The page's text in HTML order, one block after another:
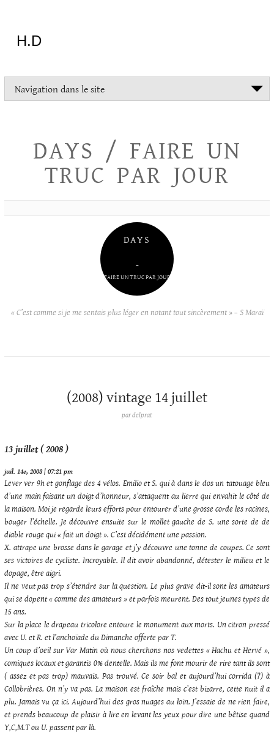
H.D
Navigation dans le site
DAYS / FAIRE UN
TRUC PAR JOUR
DAYS
–
FAIRE UN TRUC PAR JOUR
« C’est comme si je me sentais plus léger en notant tout sincèrement » – S Maraï
(2008) vintage 14 juillet
pardelprat
13 juillet ( 2008 )
juil. 14e, 2008 | 07:21 pm
Lever ver 9h et gonflage des 4 vélos. Emilio et S. qui à dans le dos un tatouage bleu
d’une main faisant un doigt d’honneur, s’attaquent au lierre qui envahit le côté de
la maison. Moi je regarde leurs efforts pour entourer d’une grosse corde les racines,
bouger l’échelle. Je découvre ensuite sur le mollet gauche de S. une sorte de de
diable rouge qui « fait un doigt ». C’est décidément une passion.
X. attrape une brosse dans le garage et j’y découvre une tonne de coupes. Ce sont
ses victoires de cycliste. Incroyable. Il dit avoir abandonné, détester le milieu et le
dopage, être aigri.
Il ne veut pas trop s’étendre sur la question. Le plus grave dit-il sont les amateurs
qui se dopent « comme des amateurs » et parfois meurent. Des tout jeunes types de
15 ans.
Sur la place le drapeau tricolore entoure le monument aux morts. Un citron pressé
avec U. et R. et l’anchoïade du Dimanche offerte par T.
Un coup d’oeil sur Var Matin où nous cherchons nos vedettes « Hachu et Hervé »,
comiques locaux et garantis 0% dentelle. Mais ils me font mourir de rire tant ils sont
( assez et pas trop) mauvais. Pas trouvé. Ce soir bal et aujourd’hui corrida (?) à
Collobrières. On n’y va pas. La maison est fraîche mais c’est bizarre, cette nuit il a
plu. Jamais vu ça ici. Aujourd’hui des gros nuages au loin. J’essaie de ne rien faire,
et prends beaucoup de plaisir à lire en levant les yeux pour dire une bêtise quand
Y,C,M.T ou U. passent par là.